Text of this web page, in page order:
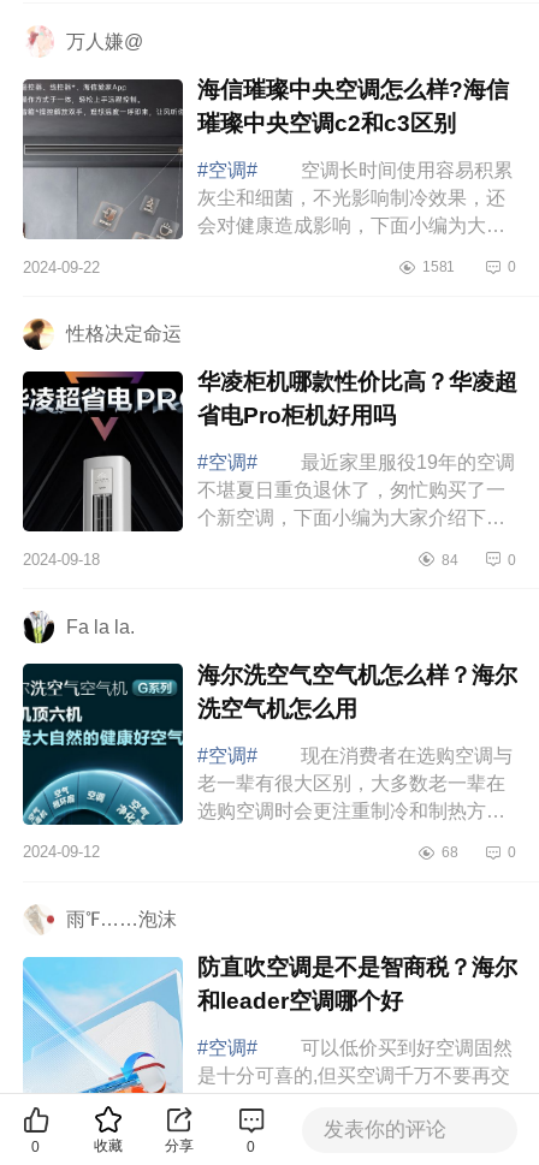
万人嫌@
海信璀璨中央空调怎么样?海信
璀璨中央空调c2和c3区别
#空调#
空调长时间使用容易积累
灰尘和细菌，不光影响制冷效果，还
会对健康造成影响，下面小编为大家
璀璨中央空调c2和c3区别 海信璀
2024-09-22 1581 0
性格决定命运
华凌柜机哪款性价比高？华凌超
省电Pro柜机好用吗
#空调#
最近家里服役19年的空调
不堪夏日重负退休了，匆忙购买了一
个新空调，下面小编为大家介绍下华
柜机好用吗 华凌柜机哪款性价比
2024-09-18 84 0
Fa la la.
海尔洗空气空气机怎么样？海尔
洗空气机怎么用
#空调#
现在消费者在选购空调与
老一辈有很大区别，大多数老一辈在
选购空调时会更注重制冷和制热方面
群体则更注重空调的综合素质，比如
2024-09-12 68 0
雨℉……泡沫
防直吹空调是不是智商税？海尔
和leader空调哪个好
#空调#
可以低价买到好空调固然
是十分可喜的,但买空调千万不要再交
直吹空调是不是智商税？海尔和
leader空调哪个好 海尔和leader空
2024-09-12
0 收藏 分享 0
发表你的评论